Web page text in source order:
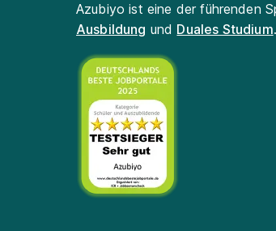
Azubiyo ist eine der führenden
Ausbildung und Duales Studium.